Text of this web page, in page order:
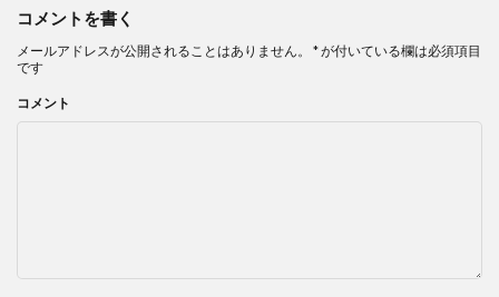
コメントを書く
メールアドレスが公開されることはありません。 *が付いている欄は必須項目
です
コメント